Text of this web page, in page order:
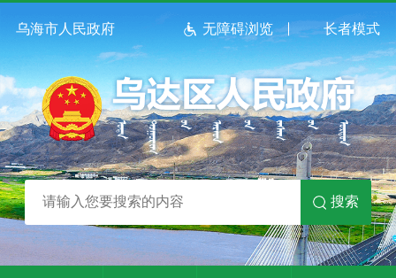
乌海市人民政府 无障碍浏览 长者模式
搜索